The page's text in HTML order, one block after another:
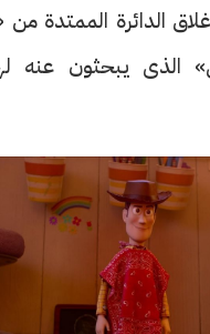
الدائرة الممتدة من
الذى يبحثون عنه